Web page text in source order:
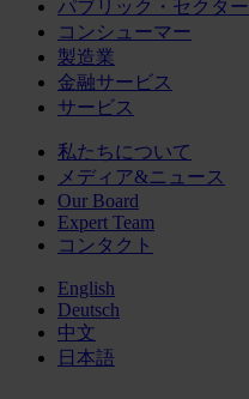
パブリック・セクター
コンシューマー
製造業
金融サービス
サービス
私たちについて
メディア&ニュース
Our Board
Expert Team
コンタクト
English
Deutsch
中文
日本語